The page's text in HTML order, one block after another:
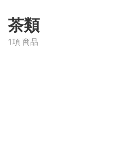
茶類
1項 商品